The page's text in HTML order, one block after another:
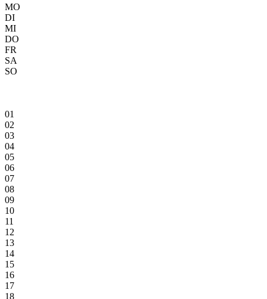
MO
DI
MI
DO
FR
SA
SO
01
02
03
04
05
06
07
08
09
10
11
12
13
14
15
16
17
18